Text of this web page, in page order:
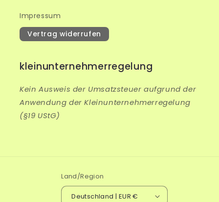
Impressum
Vertrag widerrufen
kleinunternehmerregelung
Kein Ausweis der Umsatzsteuer aufgrund der
Anwendung der Kleinunternehmerregelung
(§19 UStG)
Land/Region
Deutschland | EUR €